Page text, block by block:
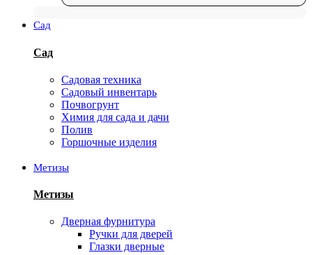
Сад
Сад
Садовая техника
Садовый инвентарь
Почвогрунт
Химия для сада и дачи
Полив
Горшочные изделия
Метизы
Метизы
Дверная фурнитура
Ручки для дверей
Глазки дверные